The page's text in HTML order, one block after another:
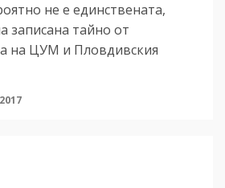
не е единствената,
записана тайно от
на ЦУМ и Пловдивския